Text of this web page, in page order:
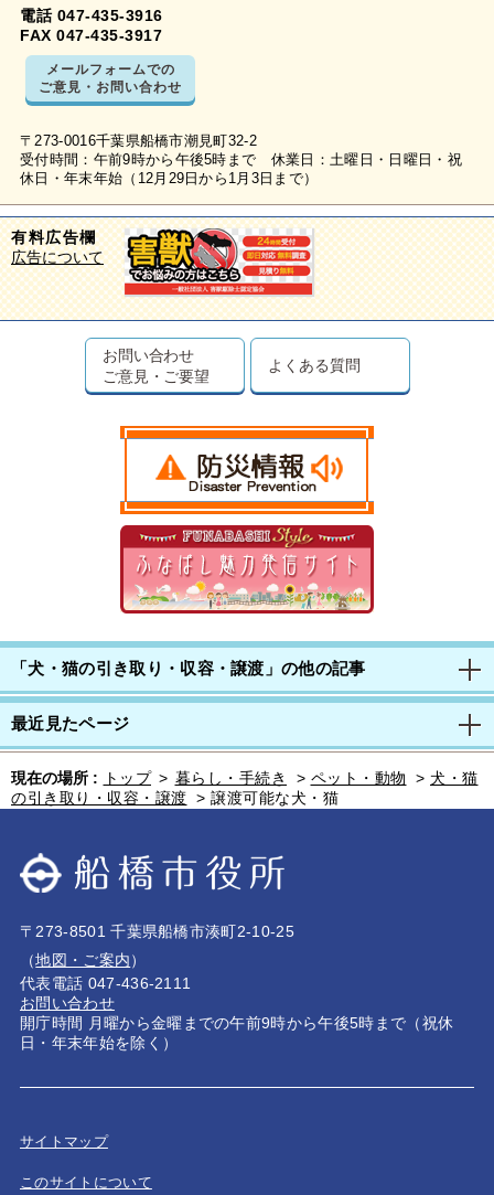
電話 047-435-3916
FAX 047-435-3917
メールフォームでの
ご意見・お問い合わせ
〒273-0016千葉県船橋市潮見町32-2
受付時間：午前9時から午後5時まで 休業日：土曜日・日曜日・祝
休日・年末年始（12月29日から1月3日まで）
有料広告欄
広告について
お問い合わせ
ご意見・ご要望
よくある質問
「犬・猫の引き取り・収容・譲渡」の他の記事
最近見たページ
現在の場所 : トップ > 暮らし・手続き > ペット・動物 > 犬・猫
の引き取り・収容・譲渡 > 譲渡可能な犬・猫
〒273-8501 千葉県船橋市湊町2-10-25
（地図・ご案内）
代表電話 047-436-2111
お問い合わせ
開庁時間 月曜から金曜までの午前9時から午後5時まで（祝休
日・年末年始を除く）
サイトマップ
このサイトについて